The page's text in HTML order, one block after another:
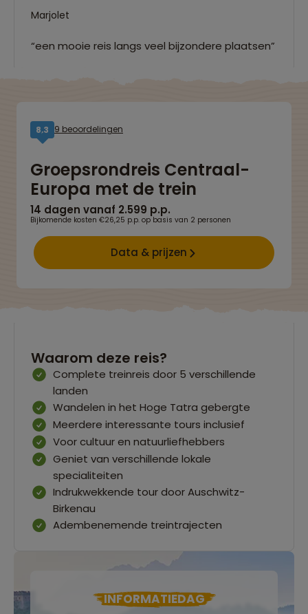
Marjolet
“een mooie reis langs veel bijzondere plaatsen”
8,3 9 beoordelingen
Groepsrondreis Centraal-
Europa met de trein
14 dagen vanaf 2.599 p.p.
Bijkomende kosten €26,25 p.p. op basis van 2 personen
Data & prijzen
Waarom deze reis?
Complete treinreis door 5 verschillende
landen
Wandelen in het Hoge Tatra gebergte
Meerdere interessante tours inclusief
Voor cultuur en natuurliefhebbers
Geniet van verschillende lokale
specialiteiten
Indrukwekkende tour door Auschwitz-
Birkenau
Adembenemende treintrajecten
INFORMATIEDAG